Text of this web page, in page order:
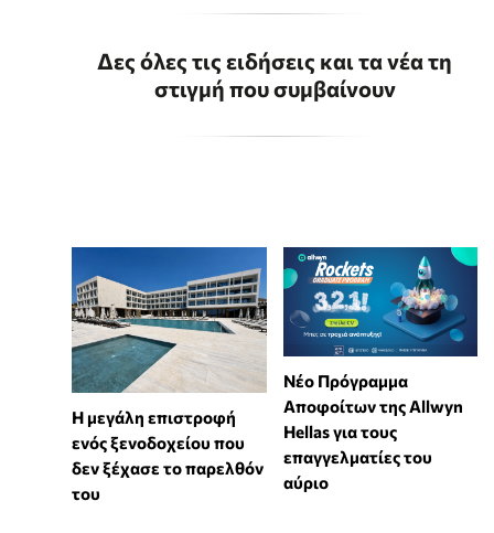
Δες όλες τις ειδήσεις και τα νέα τη
στιγμή που συμβαίνουν
Η μεγάλη επιστροφή
ενός ξενοδοχείου που
δεν ξέχασε το παρελθόν
του
Νέο Πρόγραμμα
Αποφοίτων της Allwyn
Hellas για τους
επαγγελματίες του
αύριο